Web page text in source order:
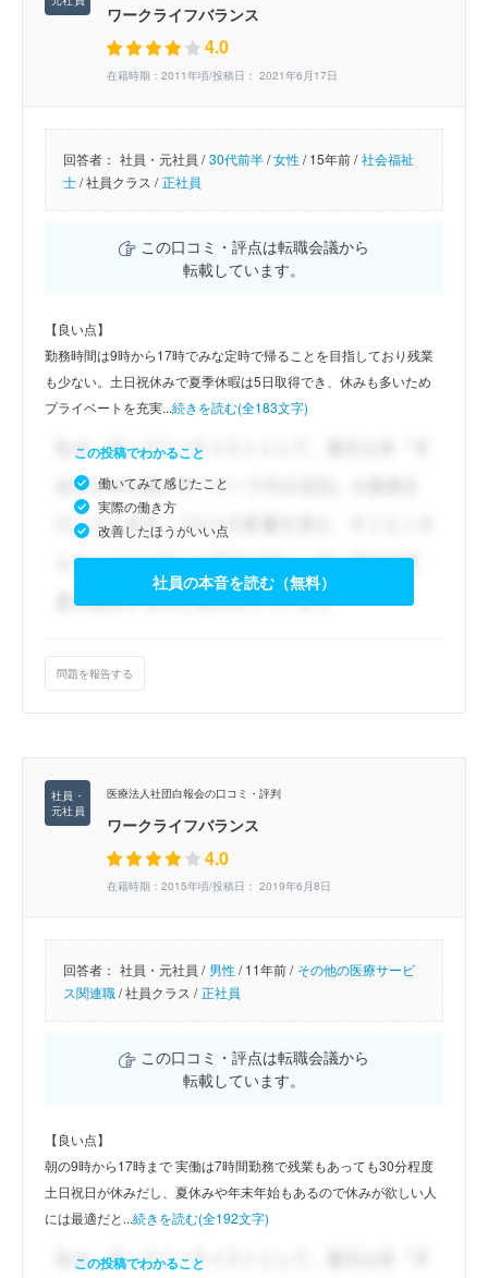
ワークライフバランス
4.0
在籍時期：2011年頃/投稿日： 2021年6月17日
回答者： 社員・元社員 / 30代前半/女性/15年前 / 社会福祉
士/社員クラス / 正社員
この口コミ・評点は転職会議から
転載しています。
【良い点】
勤務時間は9時から17時でみな定時で帰ることを目指しており残業
も少ない。土日祝休みで夏季休暇は5日取得でき、休みも多いため
プライベートを充実...続きを読む(全183文字)
この投稿でわかること
働いてみて感じたこと
実際の働き方
改善したほうがいい点
社員の本音を読む（無料）
問題を報告する
医療法人社団白報会の口コミ・評判
ワークライフバランス
4.0
在籍時期：2015年頃/投稿日： 2019年6月8日
回答者： 社員・元社員 / 男性/11年前 / その他の医療サービ
ス関連職/社員クラス / 正社員
この口コミ・評点は転職会議から
転載しています。
【良い点】
朝の9時から17時まで 実働は7時間勤務で残業もあっても30分程度
土日祝日が休みだし、夏休みや年末年始もあるので休みが欲しい人
には最適だと...続きを読む(全192文字)
この投稿でわかること